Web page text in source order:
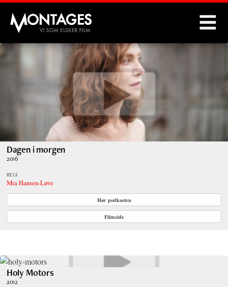
Montages
Dagen i morgen
2016
REGI
Mia Hansen-Løve
Hør podkasten
Filmside
Holy Motors
2012